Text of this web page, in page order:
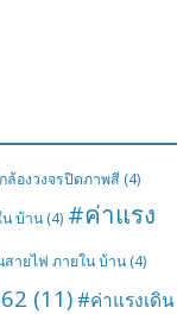
ล้องวงจรปิดภาพสี (4)
น บ้าน (4) #ค่าแรง
สายไฟ ภายใน บ้าน (4)
(11) #ค่าแรงเดิน